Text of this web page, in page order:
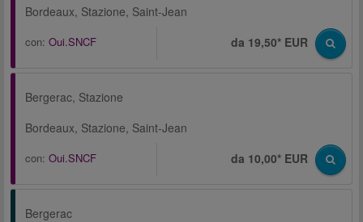
Bordeaux, Stazione, Saint-Jean
con: Oui.SNCF da 19,50* EUR
Bergerac, Stazione
Bordeaux, Stazione, Saint-Jean
con: Oui.SNCF da 10,00* EUR
Bergerac